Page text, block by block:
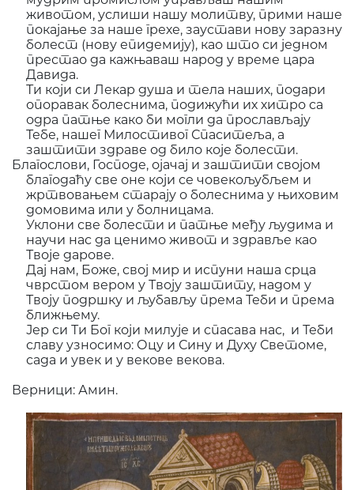
животом, услиши нашу молитву, прими наше
покајање за наше грехе, заустави нову заразну
болест (нову епидемију), као што си једном
престао да кажњаваш народ у време цара
Давида.
Ти који си Лекар душа и тела наших, подари
опоравак болеснима, подижући их хитро са
одра патње како би могли да прослављају
Тебе, нашег Милостивог Спаситеља, а
заштити здраве од било које болести.
Благослови, Господе, ојачај и заштити својом
благодаћу све оне који се човекољубљем и
жртвовањем старају о болеснима у њиховим
домовима или у болницама.
Уклони све болести и патње међу људима и
научи нас да ценимо живот и здравље као
Твоје дарове.
Дај нам, Боже, свој мир и испуни наша срца
чврстом вером у Твоју заштиту, надом у
Твоју подршку и љубављу према Теби и према
ближњему.
Јер си Ти Бог који милује и спасава нас, и Теби
славу узносимо: Оцу и Сину и Духу Светоме,
сада и увек и у векове векова.
Верници: Амин.